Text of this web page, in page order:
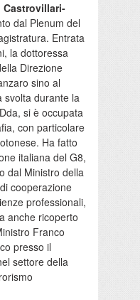
Castrovillari-
dal Plenum del
Entrata
la dottoressa
Direzione
sino al
svolta durante la
si è occupata
con particolare
Ha fatto
italiana del G8,
dal Ministro della
cooperazione
professionali,
anche ricoperto
Franco
presso il
settore della